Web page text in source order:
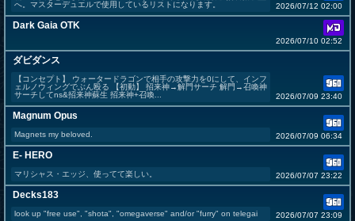
へ。マスターデュエルで使用しているリストになります。
2026/07/12 02:00
Dark Gaia OTK
2026/07/10 02:52
ダビダンス
【コンセプト】 ウォータードラゴンで相手の攻撃力を0にして、インフ
ェルノウィングでぶん殴る 【初動】 招来神→解門サーチ 解門→召喚神
サーチしてns&招来神蘇生 招来神+召喚...
2026/07/09 23:40
Magnum Opus
Magnets my beloved. 2026/07/09 06:34
E- HERO
マリシャス・エッジ、使ってて楽しい。 2026/07/07 23:22
Decks183
look up "free use", "shota", "omegaverse" and/or "furry" on telegai 2026/07/07 23:09